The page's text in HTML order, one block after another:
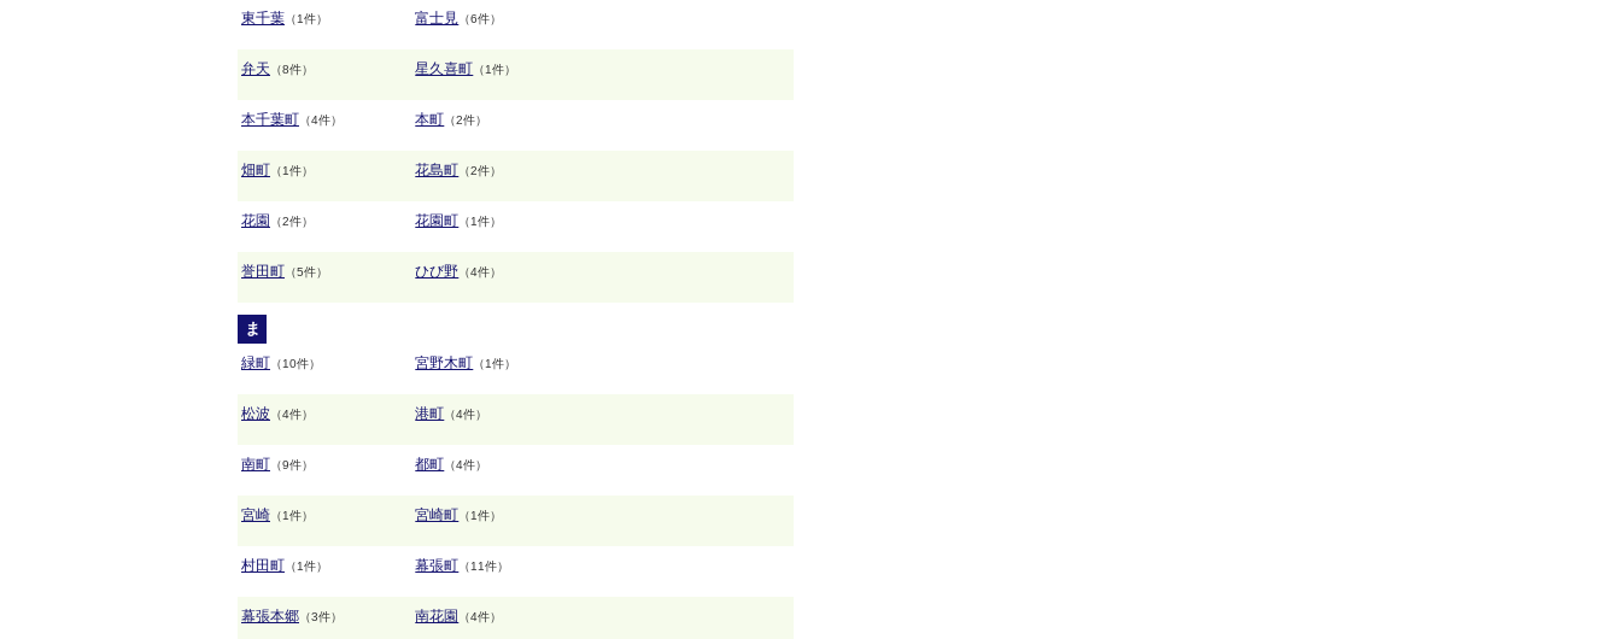
東千葉 （1件） 富士見 （6件）
弁天 （8件） 星久喜町 （1件）
本千葉町 （4件） 本町 （2件）
畑町 （1件） 花島町 （2件）
花園 （2件） 花園町 （1件）
誉田町 （5件） ひび野 （4件）
ま
緑町 （10件） 宮野木町 （1件）
松波 （4件） 港町 （4件）
南町 （9件） 都町 （4件）
宮崎 （1件） 宮崎町 （1件）
村田町 （1件） 幕張町 （11件）
幕張本郷 （3件） 南花園 （4件）